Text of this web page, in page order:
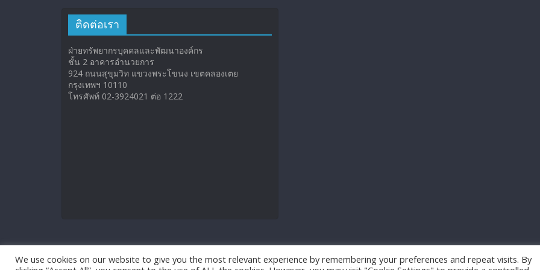
ติดต่อเรา
ฝ่ายทรัพยากรบุคคลและพัฒนาองค์กร
ชั้น 2 อาคารอำนวยการ
924 ถนนสุขุมวิท แขวงพระโขนง เขตคลองเตย
กรุงเทพฯ 10110
โทรศัพท์ 02-3924021 ต่อ 1222
We use cookies on our website to give you the most relevant experience by remembering your preferences and repeat visits. By